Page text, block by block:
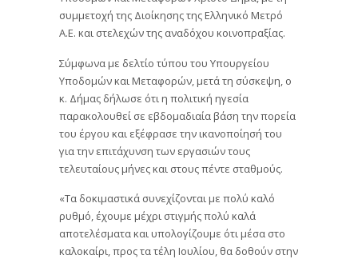
συμμετοχή της Διοίκησης της Ελληνικό Μετρό
Α.Ε. και στελεχών της αναδόχου κοινοπραξίας.
Σύμφωνα με δελτίο τύπου του Υπουργείου
Υποδομών και Μεταφορών, μετά τη σύσκεψη, ο
κ. Δήμας δήλωσε ότι η πολιτική ηγεσία
παρακολουθεί σε εβδομαδιαία βάση την πορεία
του έργου και εξέφρασε την ικανοποίησή του
για την επιτάχυνση των εργασιών τους
τελευταίους μήνες και στους πέντε σταθμούς.
«Τα δοκιμαστικά συνεχίζονται με πολύ καλό
ρυθμό, έχουμε μέχρι στιγμής πολύ καλά
αποτελέσματα και υπολογίζουμε ότι μέσα στο
καλοκαίρι, προς τα τέλη Ιουλίου, θα δοθούν στην